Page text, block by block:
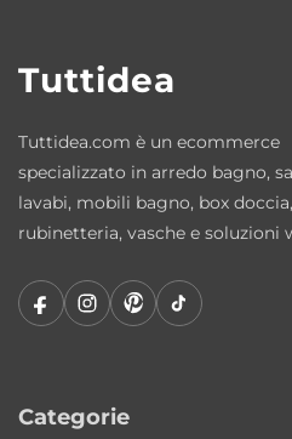
Foro rubinetteria:
(finitura Piombo Fenix)
Portasciugamani: acciaio
Trattamento: idrofugo a
Perché scegliere la
Colavene
compatte. La struttura
Tuttidea
Tuttidea.com è un ecommerce
specializzato in arredo bagno,
lavabi, mobili bagno, box doccia,
rubinetteria, vasche e soluzioni
Categorie